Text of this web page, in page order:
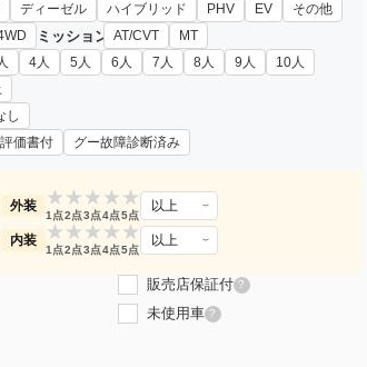
ディーゼル ハイブリッド PHV EV その他
ミッション AT/CVT MT
4人 5人 6人 7人 8人 9人
10人
し
価書付 グー故障診断済み
外装 ★
1点
★
2点
★
3点
★
4点
★
5点
以上
内装 ★
1点
★
2点
★
3点
★
4点
★
5点
以上
販売店保証付 ?
未使用車 ?